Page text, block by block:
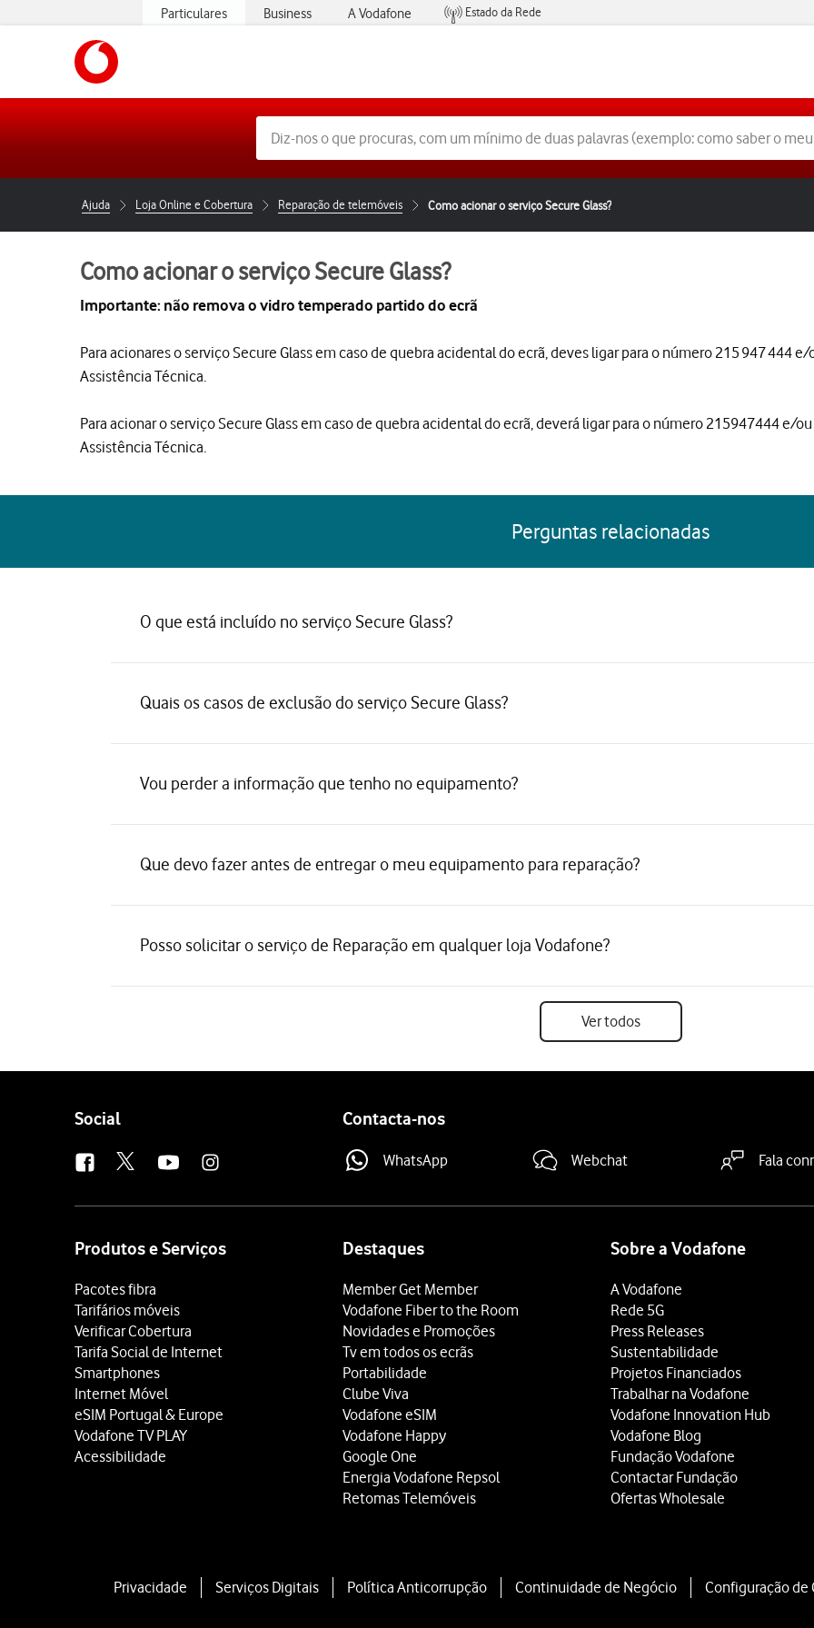
Particulares Business A Vodafone
Estado da Rede
Ajuda Loja Online e Cobertura Reparação de telemóveis Como acionar o serviço Secure Glass?
Como acionar o serviço Secure Glass?
Importante: não remova o vidro temperado partido do ecrã
Para acionares o serviço Secure Glass em caso de quebra acidental do ecrã, deves ligar para o número 215 947 444
Assistência Técnica.
Para acionar o serviço Secure Glass em caso de quebra acidental do ecrã, deverá ligar para o número 215947444 e/
Assistência Técnica.
Perguntas relacionadas
O que está incluído no serviço Secure Glass?
Quais os casos de exclusão do serviço Secure Glass?
Vou perder a informação que tenho no equipamento?
Que devo fazer antes de entregar o meu equipamento para reparação?
Posso solicitar o serviço de Reparação em qualquer loja Vodafone?
Ver todos
Follow
Social Contacta-nos
WhatsApp Webchat Fala
Produtos e Serviços
Pacotes fibra
Tarifários móveis
Verificar Cobertura
Tarifa Social de Internet
Smartphones
Internet Móvel
eSIM Portugal & Europe
Vodafone TV PLAY
Acessibilidade
Destaques
Member Get Member
Vodafone Fiber to the Room
Novidades e Promoções
Tv em todos os ecrãs
Portabilidade
Clube Viva
Vodafone eSIM
Vodafone Happy
Google One
Energia Vodafone Repsol
Retomas Telemóveis
Sobre a Vodafone
A Vodafone
Rede 5G
Press Releases
Sustentabilidade
Projetos Financiados
Trabalhar na Vodafone
Vodafone Innovation Hub
Vodafone Blog
Fundação Vodafone
Contactar Fundação
Ofertas Wholesale
Privacidade Serviços Digitais Política Anticorrupção Continuidade de Negócio Configuração de